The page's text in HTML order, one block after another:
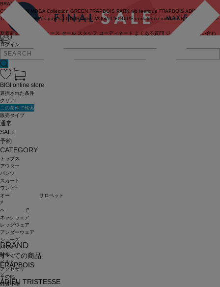
ログイン
BRAND
COUTURIER MOGA Collection GREEN FRAPBOIS PARK wb feerique FRAPBOIS ADIEU
TRISTESSE
congés payés LOISIR Julier MOGA L'EQUIPE endalence unbilanc BIGI online store
新着商品 ニュース セール スタッフ コーディネート よくある質問 ジャーナル
お問い合わ
せ
BRAND
すべての商品
FRAPBOIS
ADIEU TRISTESSE
BIGI online store
選択された条件
クリア
この条件で検索
販売タイプ
通常
SALE
予約
CATEGORY
トップス
アウター
パンツ
スカート
ワンピース
オールインワン・サロペット
水着
ヘッドウェア
ネックウェア
レッグウェア
アンダーウェア
シューズ
バッグ
財布
ベルト
アクセサリ
その他
雑貨小物